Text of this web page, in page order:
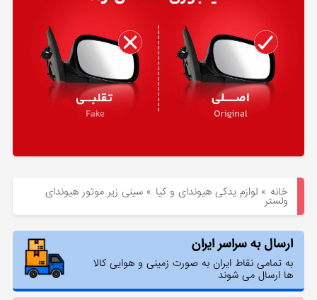
خانه »لوازم یدکی هیوندای و کیا »سینی زیر موتور هیوندای
ولستر
ارسال به سراسر ایران
به تمامی نقاط ایران به صورت زمینی و هوایی کالا
ها ارسال می شوند